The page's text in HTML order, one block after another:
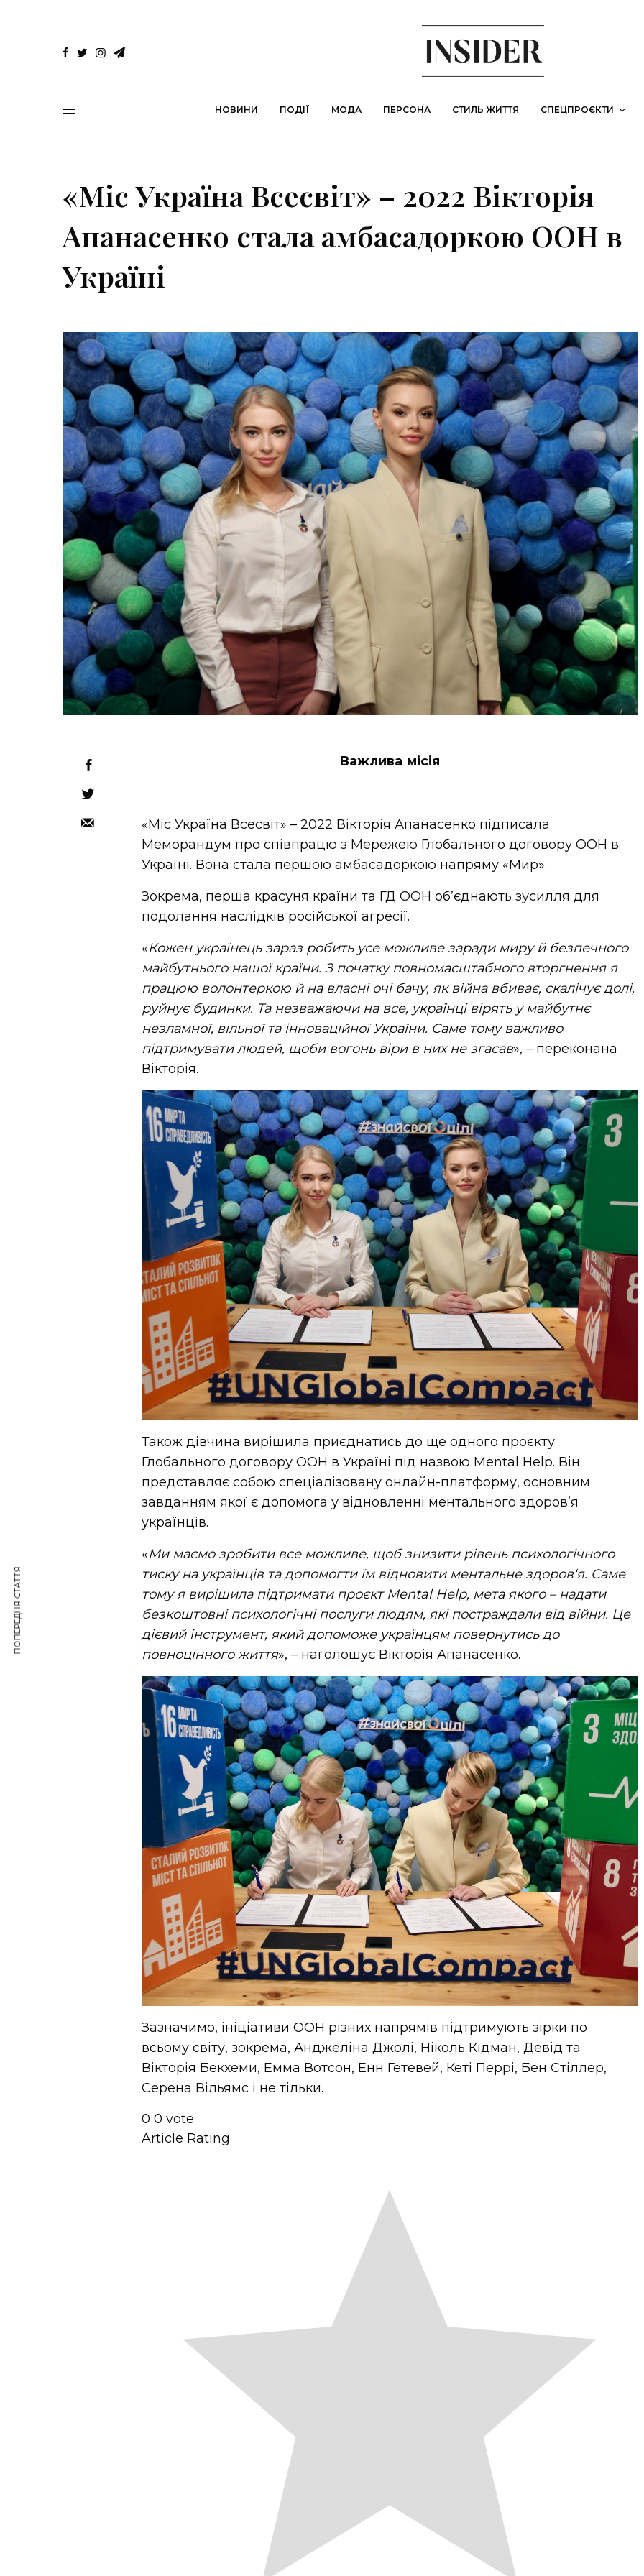
НОВИНИ ПОДІЇ МОДА ПЕРСОНА СТИЛЬ ЖИТТЯ СПЕЦПРОЄКТИ
«Міс Україна Всесвіт» – 2022 Вікторія
Апанасенко стала амбасадоркою ООН в
Україні
Важлива місія
«Міс Україна Всесвіт» – 2022 Вікторія Апанасенко підписала
Меморандум про співпрацю з Мережею Глобального договору ООН в
Україні. Вона стала першою амбасадоркою напряму «Мир».
Зокрема, перша красуня країни та ГД ООН об’єднають зусилля для
подолання наслідків російської агресії.
«Кожен українець зараз робить усе можливе заради миру й безпечного
майбутнього нашої країни. З початку повномасштабного вторгнення я
працюю волонтеркою й на власні очі бачу, як війнавбиває, скалічує долі,
руйнує будинки. Та незважаючи на все, українці вірять у майбутнє
незламної, вільної та інноваційної України. Саме тому важливо
підтримувати людей, щоби вогонь віри в них не згасав», – переконана
Вікторія.
Також дівчина вирішила приєднатись до ще одного проєкту
Глобального договору ООН в Україні під назвою Mental Help. Він
представляє собою спеціалізовану онлайн-платформу, основним
завданням якої є допомога у відновленні ментального здоров’я
українців.
«Мимаємо зробити все можливе, щобзнизити рівень психологічного
тиску на українців та допомогти їм відновити ментальне здоров‘я. Саме
тому я вирішила підтримати проєкт Mental Help, мета якого –надати
безкоштовні психологічні послуги людям, які постраждали від війни. Це
дієвий інструмент, якийдопоможе українцям повернутись до
повноцінного життя», – наголошує Вікторія Апанасенко.
Зазначимо, ініціативи ООН різних напрямів підтримують зірки по
всьому світу, зокрема, Анджеліна Джолі, Ніколь Кідман, Девід та
Вікторія Бекхеми, Емма Вотсон, Енн Гетевей, Кеті Перрі, Бен Стіллер,
Серена Вільямс і не тільки.
0 0 vote
Article Rating
ПОПЕРЕДНЯ СТАТТЯ